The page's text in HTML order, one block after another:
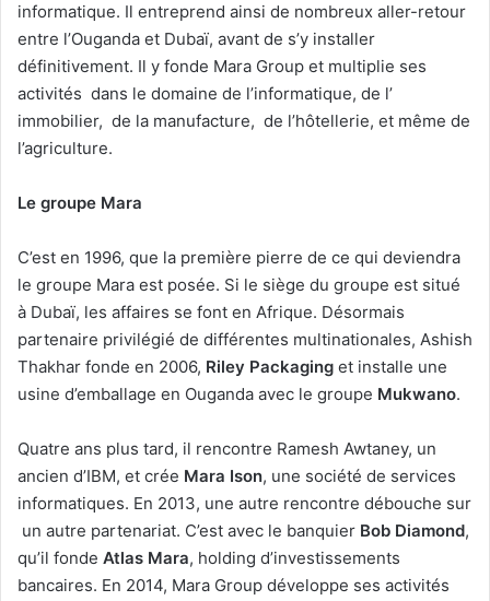
informatique. Il entreprend ainsi de nombreux aller-retour
entre l’Ouganda et Dubaï, avant de s’y installer
définitivement. Il y fonde Mara Group et multiplie ses
activités dans le domaine de l’informatique, de l’
immobilier, de la manufacture, de l’hôtellerie, et même de
l’agriculture.
Le groupe Mara
C’est en 1996, que la première pierre de ce qui deviendra
le groupe Mara est posée. Si le siège du groupe est situé
à Dubaï, les affaires se font en Afrique. Désormais
partenaire privilégié de différentes multinationales, Ashish
Thakhar fonde en 2006, Riley Packaging et installe une
usine d’emballage en Ouganda avec le groupe Mukwano.
Quatre ans plus tard, il rencontre Ramesh Awtaney, un
ancien d’IBM, et crée Mara Ison, une société de services
informatiques. En 2013, une autre rencontre débouche sur
un autre partenariat. C’est avec le banquier Bob Diamond,
qu’il fonde Atlas Mara, holding d’investissements
bancaires. En 2014, Mara Group développe ses activités